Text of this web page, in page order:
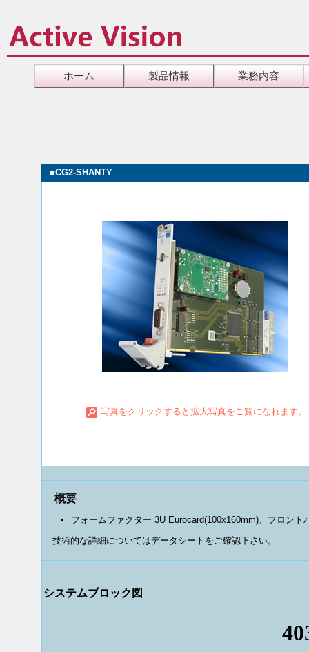
ホーム 製品情報 業務内容
■CG2-SHANTY
写真をクリックすると拡大写真をご覧になれます。
概要
フォームファクター 3U Eurocard(100x160mm)、フロント
技術的な詳細についてはデータシートをご確認下さい。
システムブロック図